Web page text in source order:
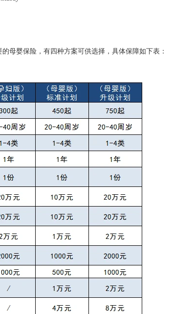
婴保险，有四种方案可供选择，具体保障如下表：